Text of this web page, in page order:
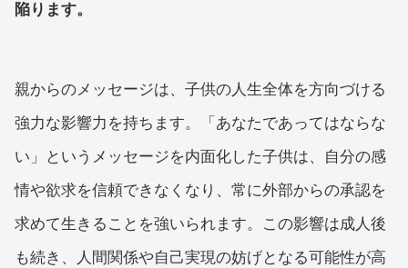
陥ります。
親からのメッセージは、子供の人生全体を方向づける
強力な影響力を持ちます。「あなたであってはならな
い」というメッセージを内面化した子供は、自分の感
情や欲求を信頼できなくなり、常に外部からの承認を
求めて生きることを強いられます。この影響は成人後
も続き、人間関係や自己実現の妨げとなる可能性が高